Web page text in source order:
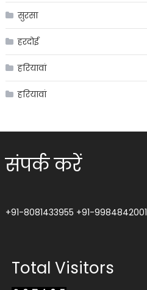
सुरसा
हरदोई
हरियावां
हरियावां
संपर्क करें
+91-8081433955 +91-9984842001
Total Visitors